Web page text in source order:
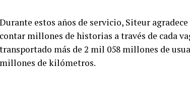
Durante estos años de servicio, Siteur
contar millones de historias a través de cada
transportado más de 2 mil 058 millones de
millones de kilómetros.